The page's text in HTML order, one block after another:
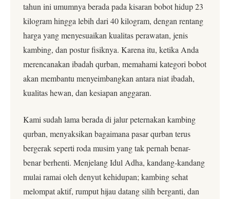
tahun ini umumnya berada pada kisaran bobot hidup 23
kilogram hingga lebih dari 40 kilogram, dengan rentang
harga yang menyesuaikan kualitas perawatan, jenis
kambing, dan postur fisiknya. Karena itu, ketika Anda
merencanakan ibadah qurban, memahami kategori bobot
akan membantu menyeimbangkan antara niat ibadah,
kualitas hewan, dan kesiapan anggaran.
Kami sudah lama berada di jalur peternakan kambing
qurban, menyaksikan bagaimana pasar qurban terus
bergerak seperti roda musim yang tak pernah benar-
benar berhenti. Menjelang Idul Adha, kandang-kandang
mulai ramai oleh denyut kehidupan; kambing sehat
melompat aktif, rumput hijau datang silih berganti, dan